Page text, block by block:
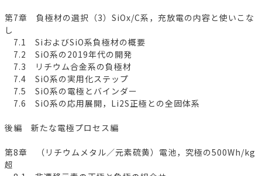
第7章 負極材の選択（3）SiOx/C系，充放電の内容と使いこな
し
7.1 SiおよびSiO系負極材の概要
7.2 SiO系の2019年代の開発
7.3 リチウム合金系の負極材
7.4 SiO系の実用化ステップ
7.5 SiO系の電極とバインダー
7.6 SiO系の応用展開，Li2S正極との全固体系
後編 新たな電極プロセス編
第8章 （リチウムメタル／元素硫黄）電池，究極の500Wh/kg
超